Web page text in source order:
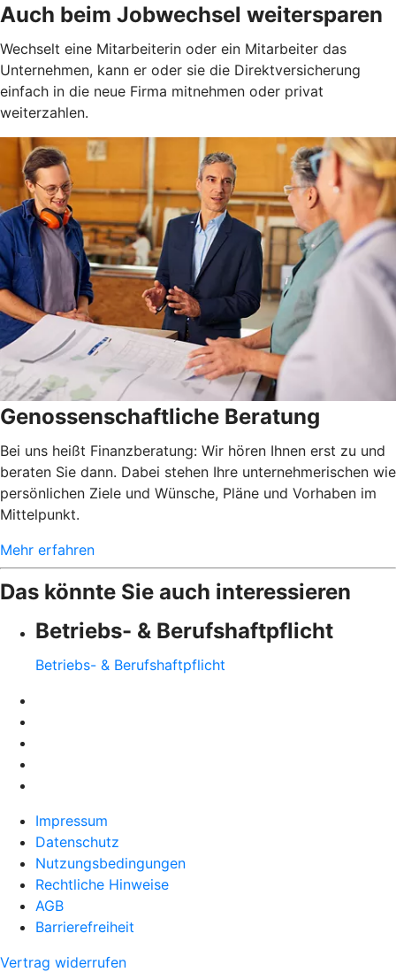
Auch beim Jobwechsel weitersparen
Wechselt eine Mitarbeiterin oder ein Mitarbeiter das
Unternehmen, kann er oder sie die Direktversicherung
einfach in die neue Firma mitnehmen oder privat
weiterzahlen.
Genossenschaftliche Beratung
Bei uns heißt Finanzberatung: Wir hören Ihnen erst zu und
beraten Sie dann. Dabei stehen Ihre unternehmerischen wie
persönlichen Ziele und Wünsche, Pläne und Vorhaben im
Mittelpunkt.
Mehr erfahren
Das könnte Sie auch interessieren
Betriebs- & Berufshaftpflicht
Betriebs- & Berufshaftpflicht
Impressum
Datenschutz
Nutzungsbedingungen
Rechtliche Hinweise
AGB
Barrierefreiheit
Vertrag widerrufen